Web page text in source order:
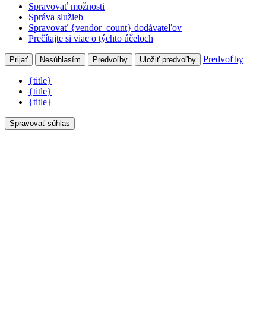
Spravovať možnosti
Správa služieb
Spravovať {vendor_count} dodávateľov
Prečítajte si viac o týchto účeloch
Prijať Nesúhlasím Predvoľby Uložiť predvoľby Predvoľby
{title}
{title}
{title}
Spravovať súhlas